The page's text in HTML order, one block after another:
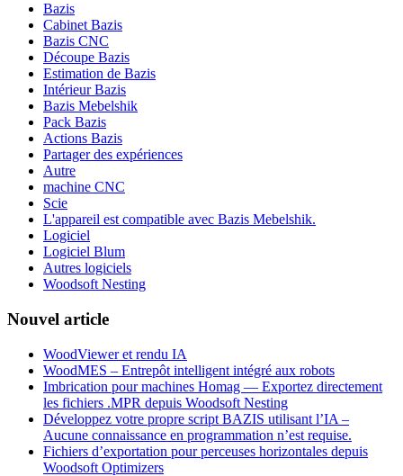
Bazis
Cabinet Bazis
Bazis CNC
Découpe Bazis
Estimation de Bazis
Intérieur Bazis
Bazis Mebelshik
Pack Bazis
Actions Bazis
Partager des expériences
Autre
machine CNC
Scie
L'appareil est compatible avec Bazis Mebelshik.
Logiciel
Logiciel Blum
Autres logiciels
Woodsoft Nesting
Nouvel article
WoodViewer et rendu IA
WoodMES – Entrepôt intelligent intégré aux robots
Imbrication pour machines Homag — Exportez directement
les fichiers .MPR depuis Woodsoft Nesting
Développez votre propre script BAZIS utilisant l’IA –
Aucune connaissance en programmation n’est requise.
Fichiers d’exportation pour perceuses horizontales depuis
Woodsoft Optimizers